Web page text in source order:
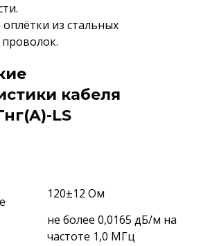
из стальных
кабеля
LS
120±12 Ом
не более 0,0165 дБ/м на
частоте 1,0 МГц